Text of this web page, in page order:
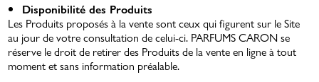
Disponibilité des Produits
Les Produits proposés à la vente sont ceux qui figurent sur le Site
au jour de votre consultation de celui-ci. PARFUMS CARON se
réserve le droit de retirer des Produits de la vente en ligne à tout
moment et sans information préalable.